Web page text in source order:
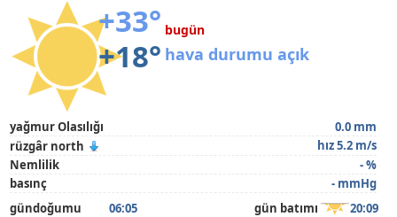
+33°
+18°
bugün
hava durumu açık
yağmur Olasılığı
0.0 mm
rüzgâr north
hız 5.2 m/s
Nemlilik
- %
basınç
- mmHg
gündoğumu
06:05 gün batımı 20:09